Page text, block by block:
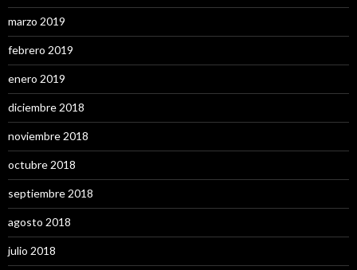
marzo 2019
febrero 2019
enero 2019
diciembre 2018
noviembre 2018
octubre 2018
septiembre 2018
agosto 2018
julio 2018